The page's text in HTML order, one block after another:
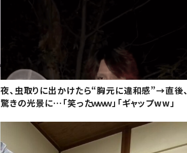
夜、虫取りに出かけたら“胸元に違和感”→直後、
驚きの光景に…「笑ったｗｗｗ」「ギャップww」